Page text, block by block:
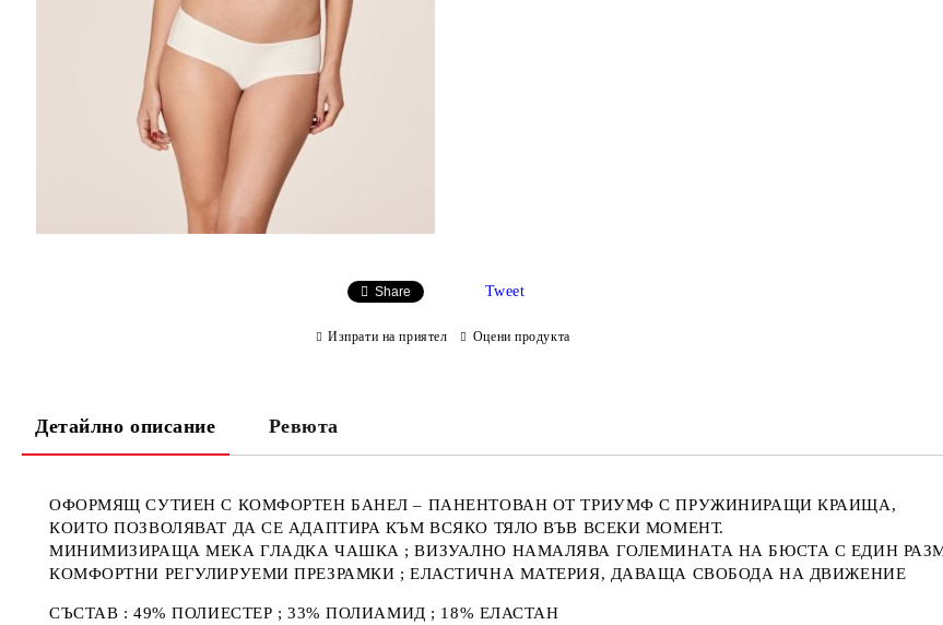
Share Tweet
Изпрати на приятел Оцени продукта
Детайлно описание Ревюта
ОФОРМЯЩ СУТИЕН С КОМФОРТЕН БАНЕЛ – ПАНЕНТОВАН ОТ ТРИУМФ С ПРУЖИНИРАЩИ КРАИЩА,
КОИТО ПОЗВОЛЯВАТ ДА СЕ АДАПТИРА КЪМ ВСЯКО ТЯЛО ВЪВ ВСЕКИ МОМЕНТ.
МИНИМИЗИРАЩА МЕКА ГЛАДКА ЧАШКА ; ВИЗУАЛНО НАМАЛЯВА ГОЛЕМИНАТА НА БЮСТА С ЕДИН
КОМФОРТНИ РЕГУЛИРУЕМИ ПРЕЗРАМКИ ; ЕЛАСТИЧНА МАТЕРИЯ, ДАВАЩА СВОБОДА НА ДВИЖЕНИЕ
СЪСТАВ : 49% ПОЛИЕСТЕР ; 33% ПОЛИАМИД ; 18% ЕЛАСТАН